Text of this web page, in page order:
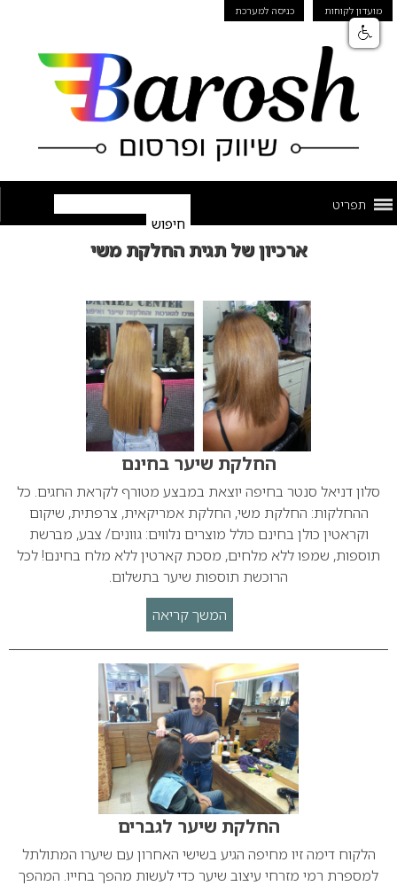
מועדון לקוחות כניסה למערכת
תפריט
ארכיון של תגית החלקת משי
החלקת שיער בחינם
סלון דניאל סנטר בחיפה יוצאת במבצע מטורף לקראת החגים. כל
ההחלקות: החלקת משי, החלקת אמריקאית, צרפתית, שיקום
וקראטין כולן בחינם כולל מוצרים נלווים: גוונים/ צבע, מברשת
תוספות, שמפו ללא מלחים, מסכת קארטין ללא מלח בחינם! לכל
הרוכשת תוספות שיער בתשלום.
המשך קריאה
החלקת שיער לגברים
הלקוח דימה זיו מחיפה הגיע בשישי האחרון עם שיערו המתולתל
למספרת רמי מזרחי עיצוב שיער כדי לעשות מהפך בחייו. המהפך